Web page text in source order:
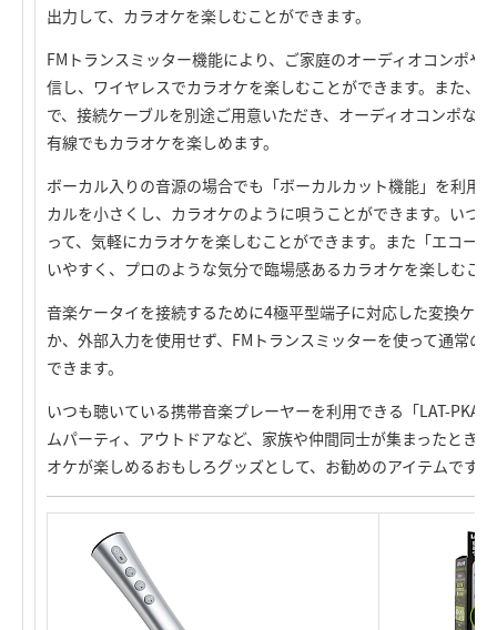
出力して、カラオケを楽しむことができます。
FMトランスミッター機能により、ご家庭のオーディオコンポや
信し、ワイヤレスでカラオケを楽しむことができます。また、
で、接続ケーブルを別途ご用意いただき、オーディオコンポな
有線でもカラオケを楽しめます。
ボーカル入りの音源の場合でも「ボーカルカット機能」を利用
カルを小さくし、カラオケのように唄うことができます。いつ
って、気軽にカラオケを楽しむことができます。また「エコー
いやすく、プロのような気分で臨場感あるカラオケを楽しむこ
音楽ケータイを接続するために4極平型端子に対応した変換ケ
か、外部入力を使用せず、FMトランスミッターを使って通常の
できます。
いつも聴いている携帯音楽プレーヤーを利用できる「LAT-
ムパーティ、アウトドアなど、家族や仲間同士が集まったとき
オケが楽しめるおもしろグッズとして、お勧めのアイテムです。